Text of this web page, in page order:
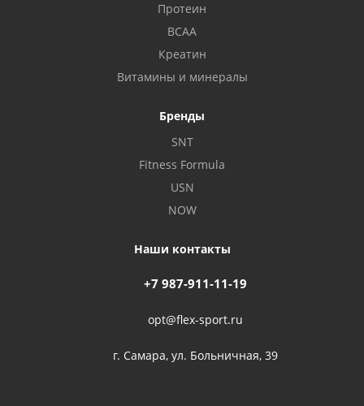
Протеин
BCAA
Креатин
Витамины и минералы
Бренды
SNT
Fitness Formula
USN
NOW
Наши контакты
+7 987-911-11-19
opt@flex-sport.ru
г. Самара, ул. Больничная, 39